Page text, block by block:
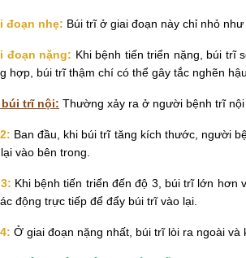
đoạn nhẹ: Búi trĩ ở giai đoạn này chỉ nhỏ
đoạn nặng: Khi bệnh tiến triển nặng, búi trĩ
hợp, búi trĩ thậm chí có thể gây tắc nghẽn
búi trĩ nội: Thường xảy ra ở người bệnh trĩ nội
Ban đầu, khi búi trĩ tăng kích thước, người
vào bên trong.
Khi bệnh tiến triển đến độ 3, búi trĩ lớn hơn
động trực tiếp để đẩy búi trĩ vào lại.
Ở giai đoạn nặng nhất, búi trĩ lòi ra ngoài